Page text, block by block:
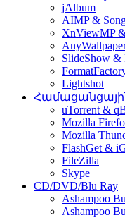
jAlbum
AIMP &
XnViewMP
SlideShow &
Lightshot
uTorrent &
Mozilla
Mozilla
FlashGet &
FileZilla
Skype
CD/DVD/Blu Ray
Ashampoo
Ashampoo